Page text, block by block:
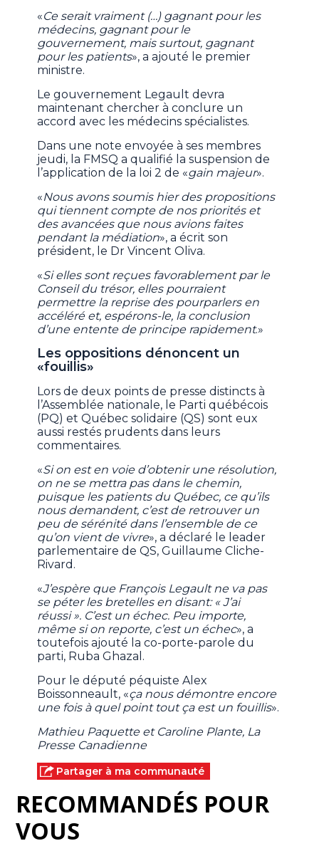
«Ce serait vraiment (…) gagnant pour les
médecins, gagnant pour le
gouvernement, mais surtout, gagnant
pour les patients», a ajouté le premier
ministre.
Le gouvernement Legault devra
maintenant chercher à conclure un
accord avec les médecins spécialistes.
Dans une note envoyée à ses membres
jeudi, la FMSQ a qualifié la suspension de
l’application de la loi 2 de «gain majeur».
«Nous avons soumis hier des propositions
qui tiennent compte de nos priorités et
des avancées que nous avions faites
pendant la médiation», a écrit son
président, le Dr Vincent Oliva.
«Si elles sont reçues favorablement par le
Conseil du trésor, elles pourraient
permettre la reprise des pourparlers en
accéléré et, espérons-le, la conclusion
d’une entente de principe rapidement.»
Les oppositions dénoncent un
«fouillis»
Lors de deux points de presse distincts à
l’Assemblée nationale, le Parti québécois
(PQ) et Québec solidaire (QS) sont eux
aussi restés prudents dans leurs
commentaires.
«Si on est en voie d’obtenir une résolution,
on ne se mettra pas dans le chemin,
puisque les patients du Québec, ce qu’ils
nous demandent, c’est de retrouver un
peu de sérénité dans l’ensemble de ce
qu’on vient de vivre», a déclaré le leader
parlementaire de QS, Guillaume Cliche-
Rivard.
«J’espère que François Legault ne va pas
se péter les bretelles en disant: « J’ai
réussi ». C’est un échec. Peu importe,
même si on reporte, c’est un échec», a
toutefois ajouté la co-porte-parole du
parti, Ruba Ghazal.
Pour le député péquiste Alex
Boissonneault, «ça nous démontre encore
une fois à quel point tout ça est un fouillis».
Mathieu Paquette et Caroline Plante, La
Presse Canadienne
Partager à ma communauté
RECOMMANDÉS POUR
VOUS